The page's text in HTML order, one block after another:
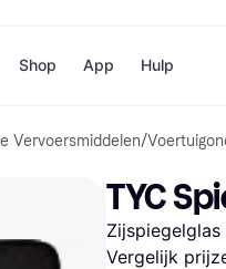
Shop
Winkels
Bol
H&M
App Hulp
Vervoersmiddelen/
TYC
Zijspiegelglas
Vergelijk